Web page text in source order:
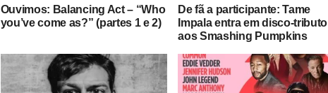
Ouvimos: Balancing Act – “Who
you’ve come as?” (partes 1 e 2)
De fã a participante: Tame
Impala entra em disco-tributo
aos Smashing Pumpkins